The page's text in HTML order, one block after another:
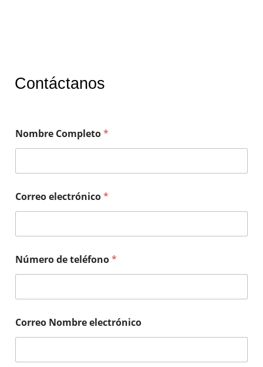
Contáctanos
Nombre Completo*
Correo electrónico*
Número de teléfono*
Correo Nombre electrónico